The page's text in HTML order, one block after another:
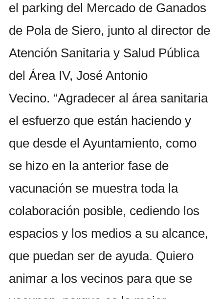
el parking del Mercado de Ganados
de Pola de Siero, junto al director de
Atención Sanitaria y Salud Pública
del Área IV, José Antonio
Vecino. “Agradecer al área sanitaria
el esfuerzo que están haciendo y
que desde el Ayuntamiento, como
se hizo en la anterior fase de
vacunación se muestra toda la
colaboración posible, cediendo los
espacios y los medios a su alcance,
que puedan ser de ayuda. Quiero
animar a los vecinos para que se